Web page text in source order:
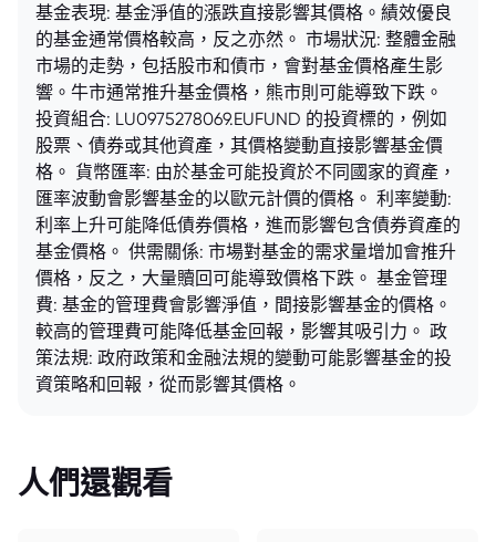
基金表現: 基金淨值的漲跌直接影響其價格。績效優良
的基金通常價格較高，反之亦然。 市場狀況: 整體金融
市場的走勢，包括股市和債市，會對基金價格產生影
響。牛市通常推升基金價格，熊市則可能導致下跌。
投資組合: LU0975278069.EUFUND 的投資標的，例如
股票、債券或其他資產，其價格變動直接影響基金價
格。 貨幣匯率: 由於基金可能投資於不同國家的資產，
匯率波動會影響基金的以歐元計價的價格。 利率變動:
利率上升可能降低債券價格，進而影響包含債券資產的
基金價格。 供需關係: 市場對基金的需求量增加會推升
價格，反之，大量贖回可能導致價格下跌。 基金管理
費: 基金的管理費會影響淨值，間接影響基金的價格。
較高的管理費可能降低基金回報，影響其吸引力。 政
策法規: 政府政策和金融法規的變動可能影響基金的投
資策略和回報，從而影響其價格。
人們還觀看